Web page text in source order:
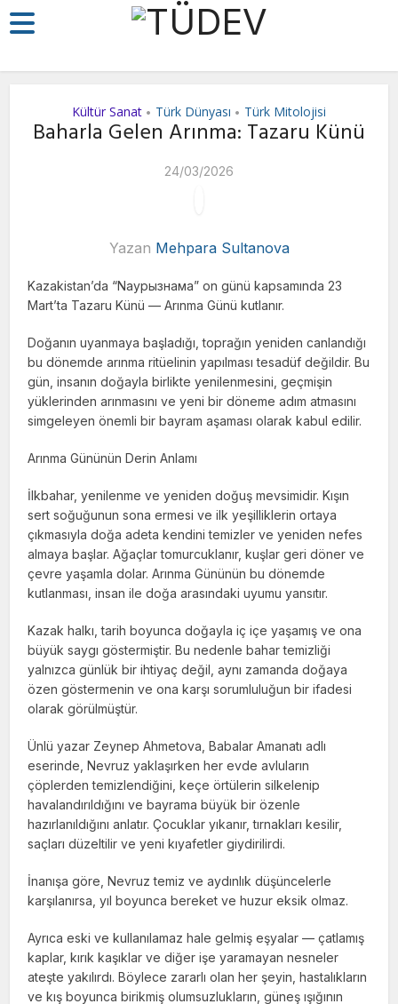
Kültür Sanat • Türk Dünyası • Türk Mitolojisi
Baharla Gelen Arınma: Tazaru Künü
24/03/2026
Yazan Mehpara Sultanova
Kazakistan’da “Naурызнама” on günü kapsamında 23
Mart’ta Tazaru Künü — Arınma Günü kutlanır.
Doğanın uyanmaya başladığı, toprağın yeniden canlandığı
bu dönemde arınma ritüelinin yapılması tesadüf değildir. Bu
gün, insanın doğayla birlikte yenilenmesini, geçmişin
yüklerinden arınmasını ve yeni bir döneme adım atmasını
simgeleyen önemli bir bayram aşaması olarak kabul edilir.
Arınma Gününün Derin Anlamı
İlkbahar, yenilenme ve yeniden doğuş mevsimidir. Kışın
sert soğuğunun sona ermesi ve ilk yeşilliklerin ortaya
çıkmasıyla doğa adeta kendini temizler ve yeniden nefes
almaya başlar. Ağaçlar tomurcuklanır, kuşlar geri döner ve
çevre yaşamla dolar. Arınma Gününün bu dönemde
kutlanması, insan ile doğa arasındaki uyumu yansıtır.
Kazak halkı, tarih boyunca doğayla iç içe yaşamış ve ona
büyük saygı göstermiştir. Bu nedenle bahar temizliği
yalnızca günlük bir ihtiyaç değil, aynı zamanda doğaya
özen göstermenin ve ona karşı sorumluluğun bir ifadesi
olarak görülmüştür.
Ünlü yazar Zeynep Ahmetova, Babalar Amanatı adlı
eserinde, Nevruz yaklaşırken her evde avluların
çöplerden temizlendiğini, keçe örtülerin silkelenip
havalandırıldığını ve bayrama büyük bir özenle
hazırlanıldığını anlatır. Çocuklar yıkanır, tırnakları kesilir,
saçları düzeltilir ve yeni kıyafetler giydirilirdi.
İnanışa göre, Nevruz temiz ve aydınlık düşüncelerle
karşılanırsa, yıl boyunca bereket ve huzur eksik olmaz.
Ayrıca eski ve kullanılamaz hale gelmiş eşyalar — çatlamış
kaplar, kırık kaşıklar ve diğer işe yaramayan nesneler
ateşte yakılırdı. Böylece zararlı olan her şeyin, hastalıkların
ve kış boyunca birikmiş olumsuzlukların, güneş ışığının